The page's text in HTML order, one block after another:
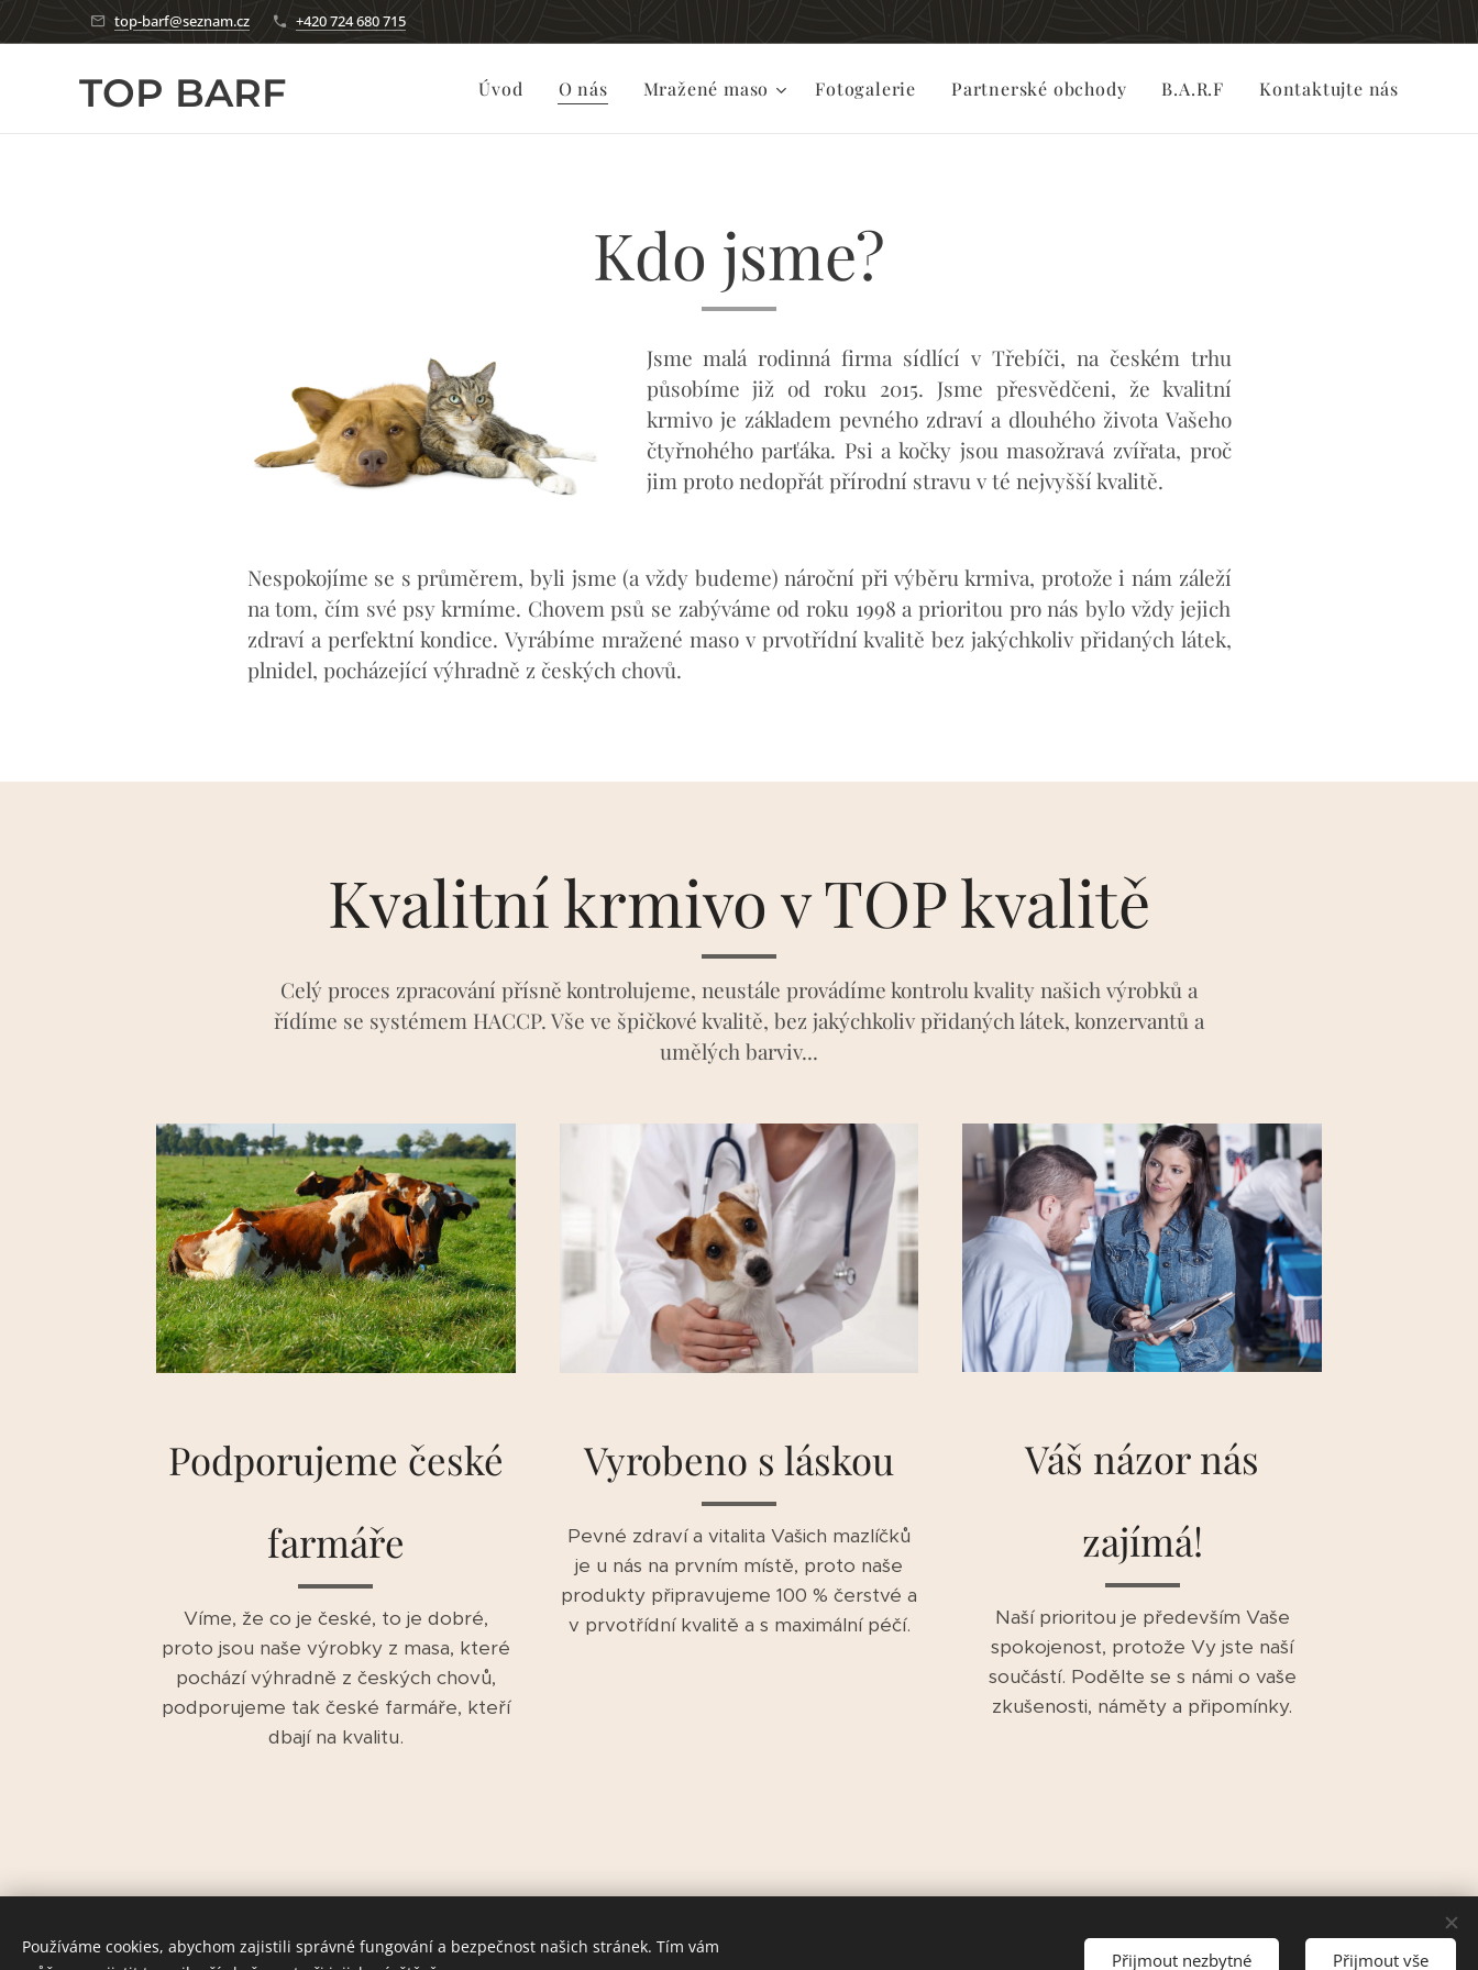
top-barf@seznam.cz +420 724 680 715
TOP BARF Úvod O nás Mražené maso Fotogalerie Partnerské obchody B.A.R.F Kontaktujte nás
Kdo jsme?
Jsme malá rodinná firma sídlící v Třebíči, na českém trhu
působíme již od roku 2015. Jsme přesvědčeni, že kvalitní
krmivo je základem pevného zdraví a dlouhého života Vašeho
čtyřnohého parťáka. Psi a kočky jsou masožravá zvířata, proč
jim proto nedopřát přírodní stravu v té nejvyšší kvalitě.
Nespokojíme se s průměrem, byli jsme (a vždy budeme) nároční při výběru krmiva, protože i nám záleží
na tom, čím své psy krmíme. Chovem psů se zabýváme od roku 1998 a prioritou pro nás bylo vždy jejich
zdraví a perfektní kondice. Vyrábíme mražené maso v prvotřídní kvalitě bez jakýchkoliv přidaných látek,
plnidel, pocházející výhradně z českých chovů.
Kvalitní krmivo v TOP kvalitě
Celý proces zpracování přísně kontrolujeme, neustále provádíme kontrolu kvality našich výrobků a
řídíme se systémem HACCP. Vše ve špičkové kvalitě, bez jakýchkoliv přidaných látek, konzervantů a
umělých barviv...
Podporujeme české
farmáře
Víme, že co je české, to je dobré,
proto jsou naše výrobky z masa, které
pochází výhradně z českých chovů,
podporujeme tak české farmáře, kteří
dbají na kvalitu.
Vyrobeno s láskou
Pevné zdraví a vitalita Vašich mazlíčků
je u nás na prvním místě, proto naše
produkty připravujeme 100 % čerstvé a
v prvotřídní kvalitě a s maximální péčí.
Váš názor nás
zajímá!
Naší prioritou je především Vaše
spokojenost, protože Vy jste naší
součástí. Podělte se s námi o vaše
zkušenosti, náměty a připomínky.
© 2015-2026
Používáme cookies, abychom zajistili správné fungování a bezpečnost našich stránek. Tím vám
Přijmout nezbytné Přijmout vše